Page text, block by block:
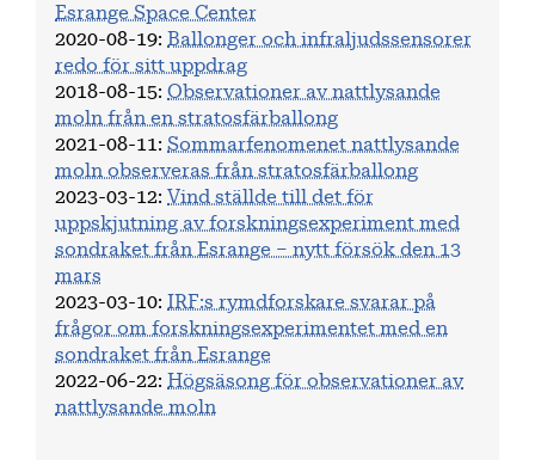
Esrange Space Center
2020-08-19: Ballonger och infraljudssensorer
redo för sitt uppdrag
2018-08-15: Observationer av nattlysande
moln från en stratosfärballong
2021-08-11 : Sommarfenomenet nattlysande
moln observeras från stratosfärballong
2023-03-12: Vind ställde till det för
uppskjutning av forskningsexperiment med
sondraket från Esrange – nytt försök den 13
mars
2023-03-10:
IRF:s rymdforskare svarar på
frågor om forskningsexperimentet med en
sondraket från Esrange
2022-06-22: Högsäsong för observationer av
nattlysande moln